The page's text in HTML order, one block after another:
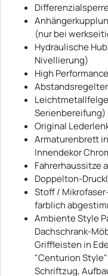
(nur bei
Hydraulische
Nivellierung)
High
Serienbereifung)
Original
Armaturenbrett
Innendekor
Fahrerhaussitze
Doppelton-
Stoff /
farblich
Ambiente Style
Dachschrank-
Griffleisten in
"Centurion
Schriftzug,